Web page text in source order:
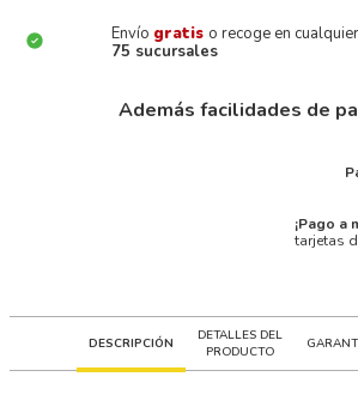
Envío gratis o recoge en
75 sucursales
Además facilidades de
¡Pago a
tarjetas
DESCRIPCIÓN
DETALLES DEL
PRODUCTO